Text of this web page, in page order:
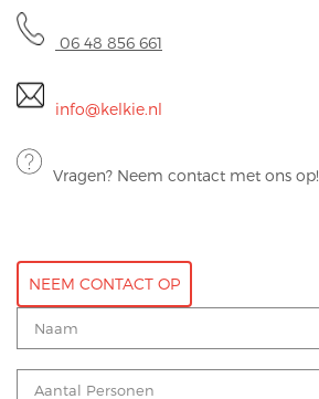
06 48 856 661
info@kelkie.nl
Vragen? Neem contact met ons op!
NEEM CONTACT OP